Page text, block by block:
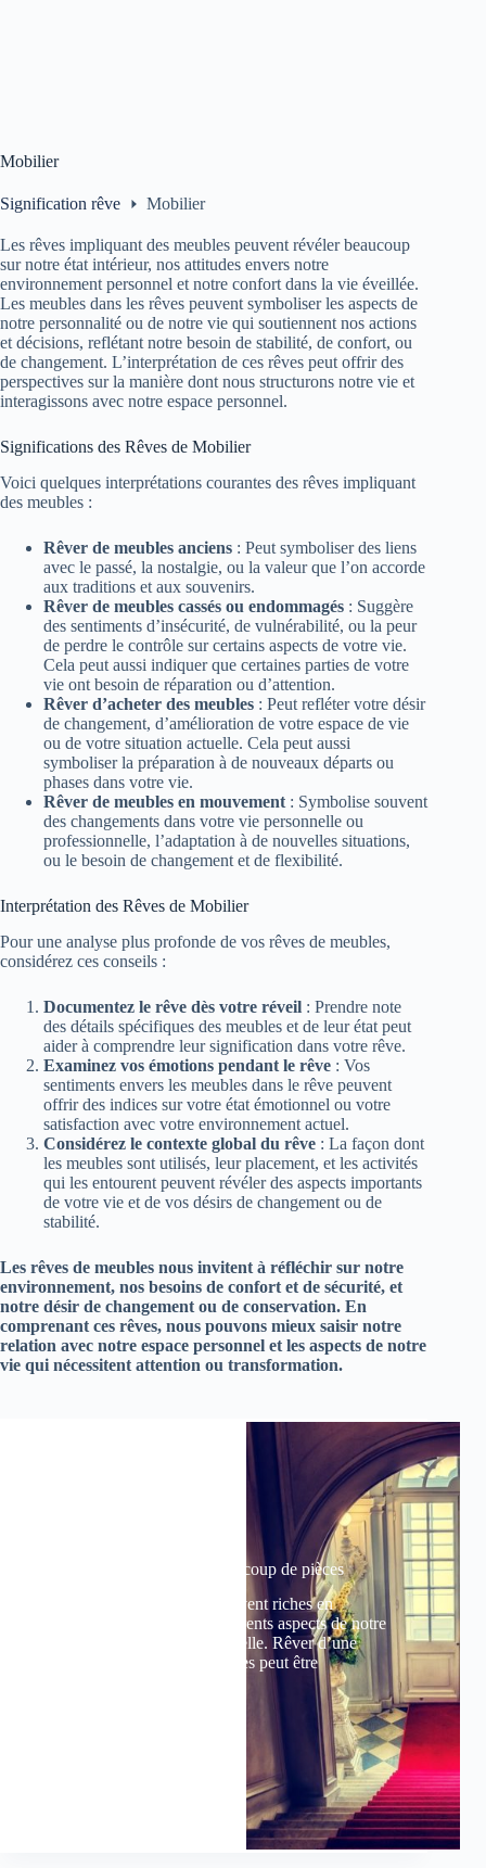
Mobilier
Signification rêve Mobilier
Les rêves impliquant des meubles peuvent révéler beaucoup
sur notre état intérieur, nos attitudes envers notre
environnement personnel et notre confort dans la vie éveillée.
Les meubles dans les rêves peuvent symboliser les aspects de
notre personnalité ou de notre vie qui soutiennent nos actions
et décisions, reflétant notre besoin de stabilité, de confort, ou
de changement. L’interprétation de ces rêves peut offrir des
perspectives sur la manière dont nous structurons notre vie et
interagissons avec notre espace personnel.
Significations des Rêves de Mobilier
Voici quelques interprétations courantes des rêves impliquant
des meubles :
Rêver de meubles anciens : Peut symboliser des liens
avec le passé, la nostalgie, ou la valeur que l’on accorde
aux traditions et aux souvenirs.
Rêver de meubles cassés ou endommagés : Suggère
des sentiments d’insécurité, de vulnérabilité, ou la peur
de perdre le contrôle sur certains aspects de votre vie.
Cela peut aussi indiquer que certaines parties de votre
vie ont besoin de réparation ou d’attention.
Rêver d’acheter des meubles : Peut refléter votre désir
de changement, d’amélioration de votre espace de vie
ou de votre situation actuelle. Cela peut aussi
symboliser la préparation à de nouveaux départs ou
phases dans votre vie.
Rêver de meubles en mouvement : Symbolise souvent
des changements dans votre vie personnelle ou
professionnelle, l’adaptation à de nouvelles situations,
ou le besoin de changement et de flexibilité.
Interprétation des Rêves de Mobilier
Pour une analyse plus profonde de vos rêves de meubles,
considérez ces conseils :
Documentez le rêve dès votre réveil : Prendre note
des détails spécifiques des meubles et de leur état peut
aider à comprendre leur signification dans votre rêve.
Examinez vos émotions pendant le rêve : Vos
sentiments envers les meubles dans le rêve peuvent
offrir des indices sur votre état émotionnel ou votre
satisfaction avec votre environnement actuel.
Considérez le contexte global du rêve : La façon dont
les meubles sont utilisés, leur placement, et les activités
qui les entourent peuvent révéler des aspects importants
de votre vie et de vos désirs de changement ou de
stabilité.
Les rêves de meubles nous invitent à réfléchir sur notre
environnement, nos besoins de confort et de sécurité, et
notre désir de changement ou de conservation. En
comprenant ces rêves, nous pouvons mieux saisir notre
relation avec notre espace personnel et les aspects de notre
vie qui nécessitent attention ou transformation.
Rêver d’une maison avec beaucoup de pièces
Les rêves de maisons sont souvent riches en
symbolisme, représentant différents aspects de notre
psyché et de notre vie personnelle. Rêver d’une
maison avec beaucoup de pièces peut être